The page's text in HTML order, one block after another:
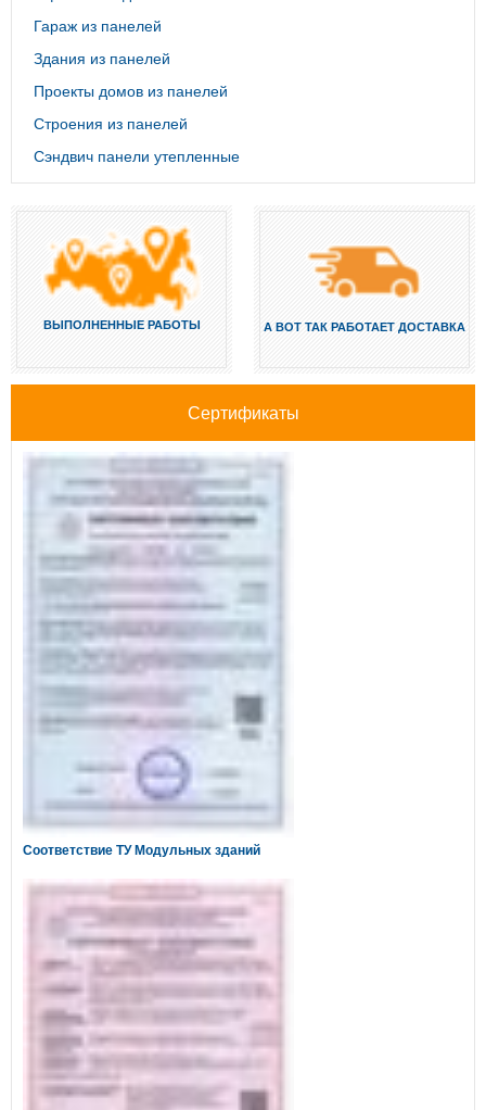
Гараж из панелей
Здания из панелей
Проекты домов из панелей
Строения из панелей
Сэндвич панели утепленные
ВЫПОЛНЕННЫЕ РАБОТЫ А ВОТ ТАК РАБОТАЕТ ДОСТАВКА
Сертификаты
Соответствие ТУ Модульных зданий